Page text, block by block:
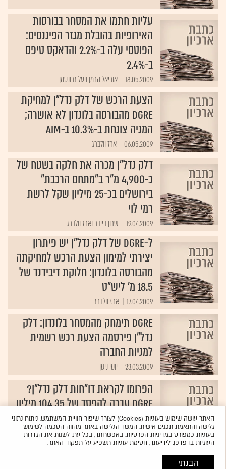
עליות חתמו את המסחר בבורסות
האירופיות בהובלת מגזר הפיננסים:
הפוטסי עלה ב-2.2% והדאקס טיפס
ב-2.4%
18.05.2009 אוריאל הרמן ויעל גרונטמן
הצעת הרכש של דלק נדל"ן למחיקת
DGRE מהבורסה בלונדון לא אושרה;
המניה צונחת ב-10.3% ב-AIM
06.05.2009 ארז וולברג
דלק נדל"ן מכרה את חלקה בשטח של
כ-4,900 מ"ר ב"מתחם הרכבת"
בירושלים בכ-25 מיליון שקל לרשת
רמי לוי
19.04.2009 שרון ביידר וארז וולברג
ל-DGRE של דלק נדל"ן יש פיתרון
יצירתי למימון הצעת הרכש למחיקתה
מהבורסה בלונדון: חלוקת דיבידנד של
18.5 מ' ליש"ט
17.04.2009 ארז וולברג
DGRE תימחק מהמסחר בלונדון: דלק
נדל"ן פירסמה הצעת רכש רשמית
למניות החברה
23.03.2009 יוסי ניסן
הפרומו לקראת דו"חות דלק נדל"ן?
DGRE עברה להפסד של 104.35 מיליון
ליש"ט ב-2008
20.03.2009 ארז וולברג
האתר עושה שימוש בעוגיות (Cookies) לצורך שיפור חוויית המשתמש, ניתוח נתוני
גלישה והתאמת תכנים אישית. המשך הגלישה באתר מהווה הסכמה לשימוש
בעוגיות כמפורטבמדיניות הפרטיות. באפשרותך, בכל עת, לשנות את הגדרות
העוגיות בדפדפן. לידיעתך, חסימת עוגיות תשפיע על תפקוד האתר.
הבנתי